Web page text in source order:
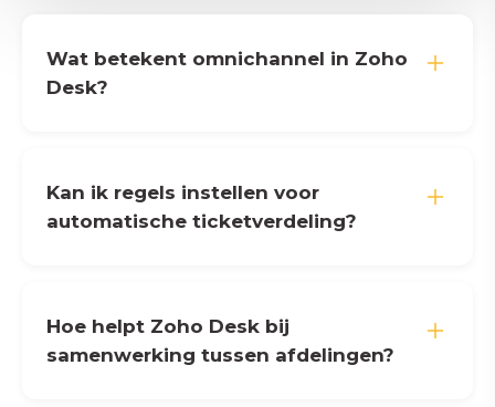
Wat betekent omnichannel in Zoho
Desk?
Kan ik regels instellen voor
automatische ticketverdeling?
Hoe helpt Zoho Desk bij
samenwerking tussen afdelingen?